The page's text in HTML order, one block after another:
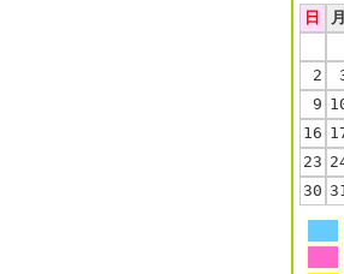
日
月
2
9
16
23
30